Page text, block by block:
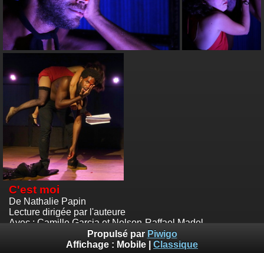
C'est moi
De Nathalie Papin
Lecture dirigée par l'auteure
Avec : Camille Garcia et Nelson-Raffael Madel
La Mousson d'été 2017 - Pont-à-Mousson
© Emile Zeizig
Propulsé par Piwigo
Affichage : Mobile Classique